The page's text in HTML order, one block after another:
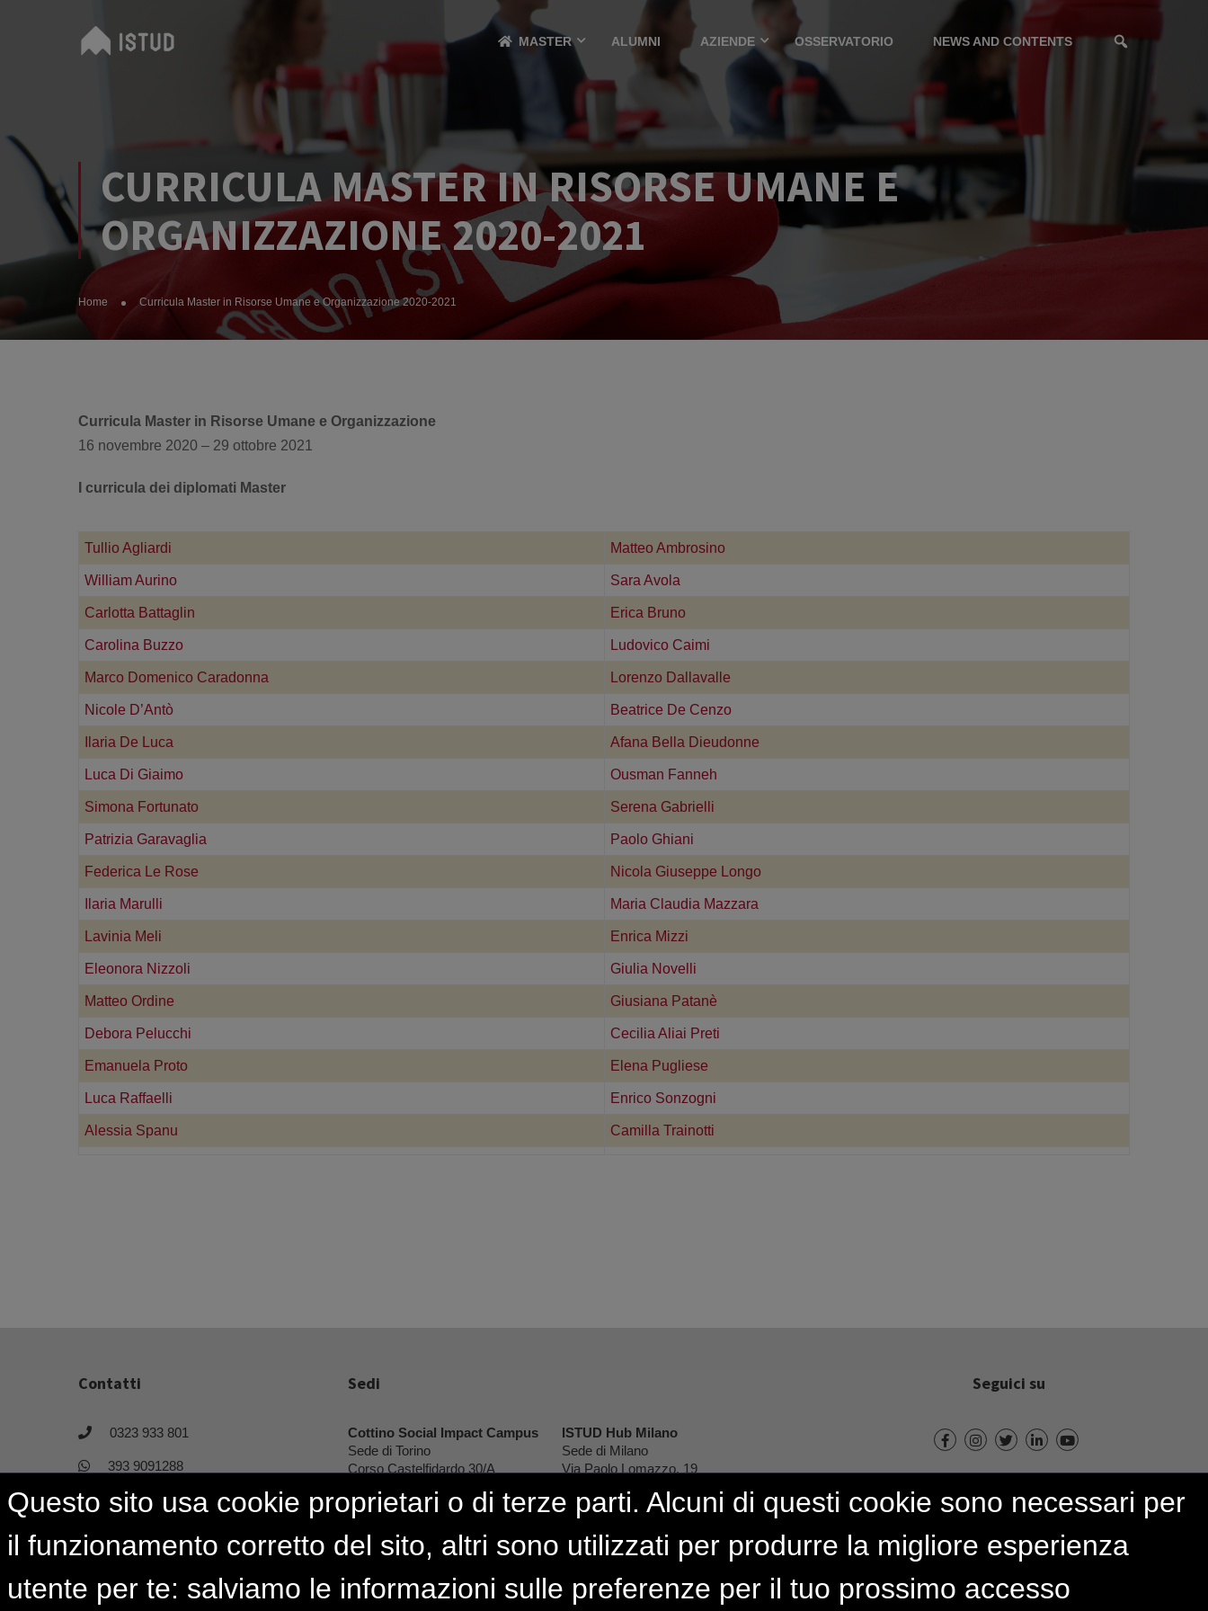
MASTER ALUMNI AZIENDE OSSERVATORIO NEWS AND CONTENTS
CURRICULA MASTER IN RISORSE UMANE E
ORGANIZZAZIONE 2020-2021
Home Curricula Master in Risorse Umane e Organizzazione 2020-2021
Curricula Master in Risorse Umane e Organizzazione
16 novembre 2020 – 29 ottobre 2021
I curricula dei diplomati Master
Tullio Agliardi Matteo Ambrosino
William Aurino Sara Avola
Carlotta Battaglin Erica Bruno
Carolina Buzzo Ludovico Caimi
Marco Domenico Caradonna Lorenzo Dallavalle
Nicole D’Antò Beatrice De Cenzo
Ilaria De Luca Afana Bella Dieudonne
Luca Di Giaimo Ousman Fanneh
Simona Fortunato Serena Gabrielli
Patrizia Garavaglia Paolo Ghiani
Federica Le Rose Nicola Giuseppe Longo
Ilaria Marulli Maria Claudia Mazzara
Lavinia Meli Enrica Mizzi
Eleonora Nizzoli Giulia Novelli
Matteo Ordine Giusiana Patanè
Debora Pelucchi Cecilia Aliai Preti
Emanuela Proto Elena Pugliese
Luca Raffaelli Enrico Sonzogni
Alessia Spanu Camilla Trainotti
Contatti
0323 933 801
393 9091288
area_giovani@istud.it
Sedi
Cottino Social Impact Campus
Sede di Torino
Corso Castelfidardo 30/A
ISTUD Hub Milano
Sede di Milano
Via Paolo Lomazzo, 19
Seguici su
ISTUD.it © 2001-2024 | Tutti i diritti riservati. Privacy & Cookie Policy Modello 231/01 e Codice etico
Questo sito usa cookie proprietari o di terze parti. Alcuni di questi cookie sono necessari per
il funzionamento corretto del sito, altri sono utilizzati per produrre la migliore esperienza
utente per te: salviamo le informazioni sulle preferenze per il tuo prossimo accesso